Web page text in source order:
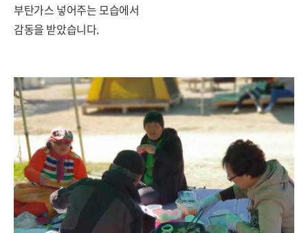
부탄가스 넣어주는 모습에서
감동을 받았습니다.